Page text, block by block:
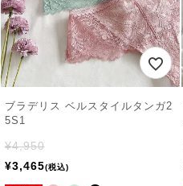
ブラデリス ベルスタイルタンガ2
5S1
¥4,950
¥3,465 税込